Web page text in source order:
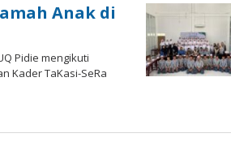
Anak di
Pidie mengikuti
Kader TaKasi-SeRa